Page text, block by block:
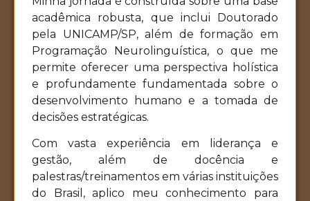
acadêmica robusta, que inclui Doutorado
pela UNICAMP/SP, além de formação em
Programação Neurolinguística, o que me
permite oferecer uma perspectiva holística
e profundamente fundamentada sobre o
desenvolvimento humano e a tomada de
decisões estratégicas.
Com vasta experiência em liderança e
gestão, além de docência e
palestras/treinamentos em várias instituições
do Brasil, aplico meu conhecimento para